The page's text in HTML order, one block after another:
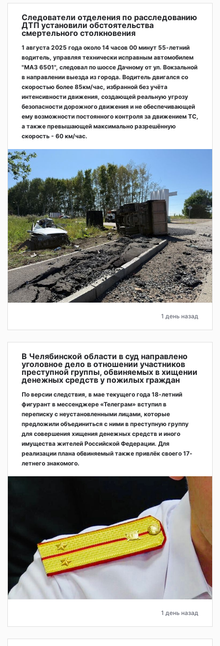
Следователи отделения по расследованию
ДТП установили обстоятельства
смертельного столкновения
1 августа 2025 года около 14 часов 00 минут 55-летний
водитель, управляя технически исправным автомобилем
"МАЗ 6501", следовал по шоссе Дачному от ул. Вокзальной
в направлении выезда из города. Водитель двигался со
скоростью более 85км/час, избранной без учёта
интенсивности движения, создающей реальную угрозу
безопасности дорожного движения и не обеспечивающей
ему возможности постоянного контроля за движением ТС,
а также превышающей максимально разрешённую
скорость - 60 км/час.
1 день назад
В Челябинской области в суд направлено
уголовное дело в отношении участников
преступной группы, обвиняемых в хищении
денежных средств у пожилых граждан
По версии следствия, в мае текущего года 18-летний
фигурант в мессенджере «Телеграм» вступил в
переписку с неустановленными лицами, которые
предложили объединиться с ними в преступную группу
для совершения хищения денежных средств и иного
имущества жителей Российской Федерации. Для
реализации плана обвиняемый также привлёк своего 17-
летнего знакомого.
1 день назад